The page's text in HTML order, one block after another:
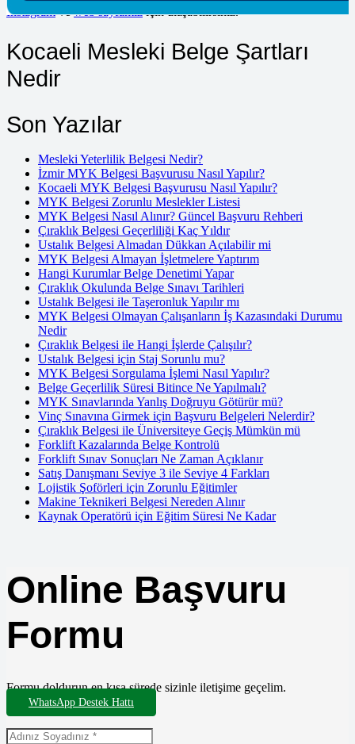
İnstagramveweb sayfamıziçin ulaşabilirsiniz.
Kocaeli Mesleki Belge Şartları
Nedir
Son Yazılar
Mesleki Yeterlilik Belgesi Nedir?
İzmir MYK Belgesi Başvurusu Nasıl Yapılır?
Kocaeli MYK Belgesi Başvurusu Nasıl Yapılır?
MYK Belgesi Zorunlu Meslekler Listesi
MYK Belgesi Nasıl Alınır? Güncel Başvuru Rehberi
Çıraklık Belgesi Geçerliliği Kaç Yıldır
Ustalık Belgesi Almadan Dükkan Açılabilir mi
MYK Belgesi Almayan İşletmelere Yaptırım
Hangi Kurumlar Belge Denetimi Yapar
Çıraklık Okulunda Belge Sınavı Tarihleri
Ustalık Belgesi ile Taşeronluk Yapılır mı
MYK Belgesi Olmayan Çalışanların İş Kazasındaki Durumu
Nedir
Çıraklık Belgesi ile Hangi İşlerde Çalışılır?
Ustalık Belgesi için Staj Sorunlu mu?
MYK Belgesi Sorgulama İşlemi Nasıl Yapılır?
Belge Geçerlilik Süresi Bitince Ne Yapılmalı?
MYK Sınavlarında Yanlış Doğruyu Götürür mü?
Vinç Sınavına Girmek için Başvuru Belgeleri Nelerdir?
Çıraklık Belgesi ile Üniversiteye Geçiş Mümkün mü
Forklift Kazalarında Belge Kontrolü
Forklift Sınav Sonuçları Ne Zaman Açıklanır
Satış Danışmanı Seviye 3 ile Seviye 4 Farkları
Lojistik Şoförleri için Zorunlu Eğitimler
Makine Teknikeri Belgesi Nereden Alınır
Kaynak Operatörü için Eğitim Süresi Ne Kadar
Online Başvuru
Formu
Formu doldurun en kısa sürede sizinle iletişime geçelim.
WhatsApp Destek Hattı